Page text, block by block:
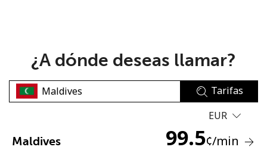
No se ha creado una contraseña
¿A dónde deseas llamar?
Tarifas
EUR
Maldives 99.5¢/min